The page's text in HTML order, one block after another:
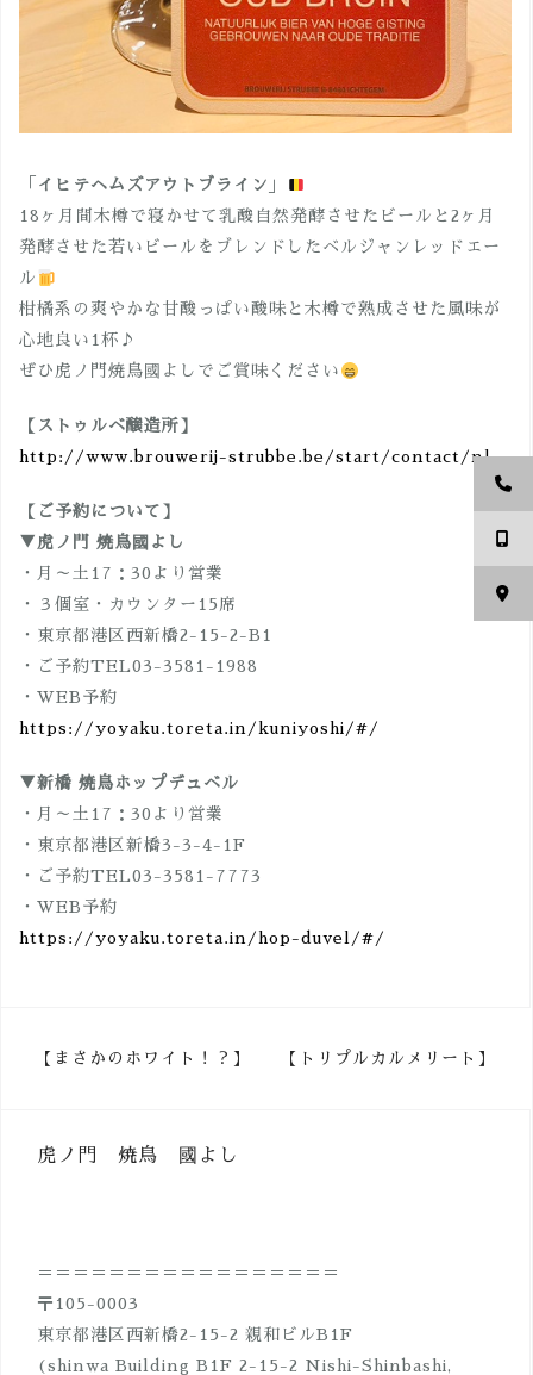
「 イヒテヘムズアウトブライン 」
18ヶ月間木樽で寝かせて乳酸自然発酵させたビールと2ヶ月
発酵させた若いビールをブレンドしたベルジャンレッドエー
ル
柑橘系の爽やかな甘酸っぱい酸味と木樽で熟成させた風味が
心地良い1杯♪
ぜひ虎ノ門焼鳥國よしでご賞味ください
【ストゥルベ醸造所】
http://www.brouwerij-strubbe.be/start/contact/nl
【ご予約について】
▼虎ノ門 焼鳥國よし
・月～土17：30より営業
・３個室・カウンター15席
・東京都港区西新橋2-15-2-B1
・ご予約TEL03-3581-1988
・WEB予約
https://yoyaku.toreta.in/kuniyoshi/#/
▼新橋 焼鳥ホップデュベル
・月～土17：30より営業
・東京都港区新橋3-3-4-1F
・ご予約TEL03-3581-7773
・WEB予約
https://yoyaku.toreta.in/hop-duvel/#/
投
ナ
シ
ョ
【まさかのホワイト！？】 【トリプルカルメリート】
虎ノ門 焼鳥 國よし
＝＝＝＝＝＝＝＝＝＝＝＝＝＝＝＝＝
〒105-0003
東京都港区西新橋2-15-2 親和ビルB1F
(shinwa Building B1F 2-15-2 Nishi-Shinbashi,